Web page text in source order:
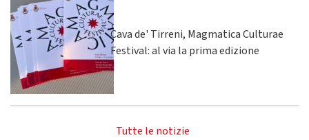
Cava de' Tirreni, Magmatica Culturae
Festival: al via la prima edizione
Tutte le notizie